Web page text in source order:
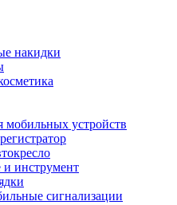
накидки
мобильных устройств
инструмент
сигнализации